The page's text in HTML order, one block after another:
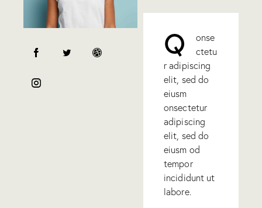
Q
onse
ctetu
r adipiscing
elit, sed do
eiusm
onsectetur
adipiscing
elit, sed do
eiusm od
tempor
incididunt ut
labore.